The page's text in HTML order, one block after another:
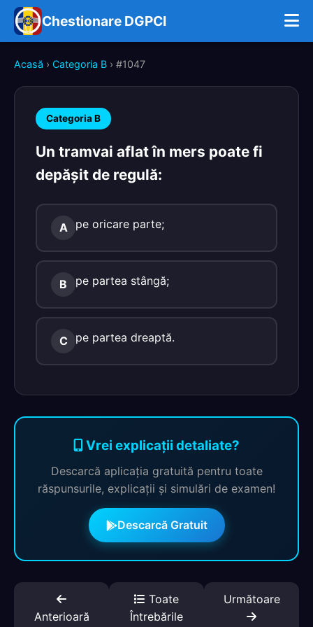
Chestionare DGPCI
Acasă › Categoria B › #1047
Categoria B
Un tramvai aflat în mers poate fi
depăşit de regulă:
A pe oricare parte;
B pe partea stângă;
C pe partea dreaptă.
Vrei explicații detaliate?
Descarcă aplicația gratuită pentru toate
răspunsurile, explicații și simulări de examen!
Descarcă Gratuit
Anterioară
Toate
Întrebările
Următoare